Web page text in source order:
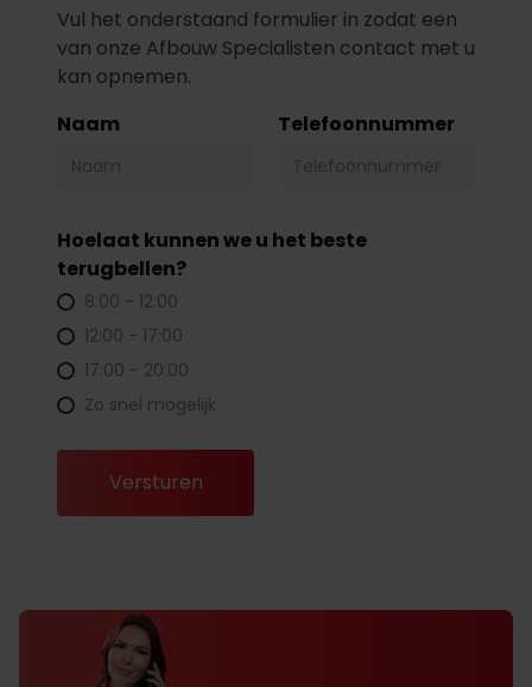
Vul het onderstaand formulier in zodat een
van onze Afbouw Specialisten contact met u
kan opnemen.
Naam
Telefoonnummer
Hoelaat kunnen we u het beste
terugbellen?
8:00 - 12:00
12:00 - 17:00
17:00 - 20:00
Zo snel mogelijk